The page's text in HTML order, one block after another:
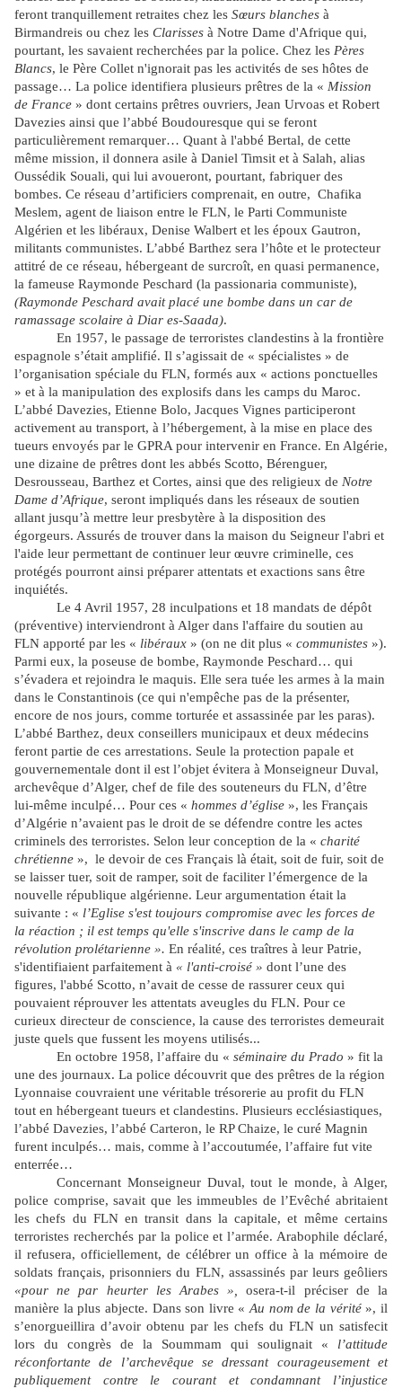
feront tranquillement retraites chez les Sœurs blanches à
Birmandreis ou chez les Clarisses à Notre Dame d'Afrique qui,
pourtant, les savaient recherchées par la police. Chez les Pères
Blancs, le Père Collet n'ignorait pas les activités de ses hôtes de
passage… La police identifiera plusieurs prêtres de la « Mission
de France » dont certains prêtres ouvriers, Jean Urvoas et Robert
Davezies ainsi que l’abbé Boudouresque qui se feront
particulièrement remarquer… Quant à l'abbé Bertal, de cette
même mission, il donnera asile à Daniel Timsit et à Salah, alias
Oussédik Souali, qui lui avoueront, pourtant, fabriquer des
bombes. Ce réseau d’artificiers comprenait, en outre, Chafika
Meslem, agent de liaison entre le FLN, le Parti Communiste
Algérien et les libéraux, Denise Walbert et les époux Gautron,
militants communistes. L’abbé Barthez sera l’hôte et le protecteur
attitré de ce réseau, hébergeant de surcroît, en quasi permanence,
la fameuse Raymonde Peschard (la passionaria communiste),
(Raymonde Peschard avait placé une bombe dans un car de
ramassage scolaire à Diar es-Saada).
En 1957, le passage de terroristes clandestins à la frontière
espagnole s’était amplifié. Il s’agissait de « spécialistes » de
l’organisation spéciale du FLN, formés aux « actions ponctuelles
» et à la manipulation des explosifs dans les camps du Maroc.
L’abbé Davezies, Etienne Bolo, Jacques Vignes participeront
activement au transport, à l’hébergement, à la mise en place des
tueurs envoyés par le GPRA pour intervenir en France. En Algérie,
une dizaine de prêtres dont les abbés Scotto, Bérenguer,
Desrousseau, Barthez et Cortes, ainsi que des religieux de Notre
Dame d’Afrique, seront impliqués dans les réseaux de soutien
allant jusqu’à mettre leur presbytère à la disposition des
égorgeurs. Assurés de trouver dans la maison du Seigneur l'abri et
l'aide leur permettant de continuer leur œuvre criminelle, ces
protégés pourront ainsi préparer attentats et exactions sans être
inquiétés.
Le 4 Avril 1957, 28 inculpations et 18 mandats de dépôt
(préventive) interviendront à Alger dans l'affaire du soutien au
FLN apporté par les « libéraux » (on ne dit plus « communistes »).
Parmi eux, la poseuse de bombe, Raymonde Peschard… qui
s’évadera et rejoindra le maquis. Elle sera tuée les armes à la main
dans le Constantinois (ce qui n'empêche pas de la présenter,
encore de nos jours, comme torturée et assassinée par les paras).
L’abbé Barthez, deux conseillers municipaux et deux médecins
feront partie de ces arrestations. Seule la protection papale et
gouvernementale dont il est l’objet évitera à Monseigneur Duval,
archevêque d’Alger, chef de file des souteneurs du FLN, d’être
lui-même inculpé… Pour ces « hommes d’église », les Français
d’Algérie n’avaient pas le droit de se défendre contre les actes
criminels des terroristes. Selon leur conception de la « charité
chrétienne », le devoir de ces Français là était, soit de fuir, soit de
se laisser tuer, soit de ramper, soit de faciliter l’émergence de la
nouvelle république algérienne. Leur argumentation était la
suivante : « l’Eglise s'est toujours compromise avec les forces de
la réaction ; il est temps qu'elle s'inscrive dans le camp de la
révolution prolétarienne ». En réalité, ces traîtres à leur Patrie,
s'identifiaient parfaitement à « l'anti-croisé » dont l’une des
figures, l'abbé Scotto, n’avait de cesse de rassurer ceux qui
pouvaient réprouver les attentats aveugles du FLN. Pour ce
curieux directeur de conscience, la cause des terroristes demeurait
juste quels que fussent les moyens utilisés...
En octobre 1958, l’affaire du «séminaire du Prado » fit la
une des journaux. La police découvrit que des prêtres de la région
Lyonnaise couvraient une véritable trésorerie au profit du FLN
tout en hébergeant tueurs et clandestins. Plusieurs ecclésiastiques,
l’abbé Davezies, l’abbé Carteron, le RP Chaize, le curé Magnin
furent inculpés… mais, comme à l’accoutumée, l’affaire fut vite
enterrée…
Concernant Monseigneur Duval, tout le monde, à Alger,
police comprise, savait que les immeubles de l’Evêché abritaient
les chefs du FLN en transit dans la capitale, et même certains
terroristes recherchés par la police et l’armée. Arabophile déclaré,
il refusera, officiellement, de célébrer un office à la mémoire de
soldats français, prisonniers du FLN, assassinés par leurs geôliers
«pour ne par heurter les Arabes »,osera-t-il préciser de la
manière la plus abjecte. Dans son livre «Au nom de la vérité», il
s’enorgueillira d’avoir obtenu par les chefs du FLN un satisfecit
lors du congrès de la Soummam qui soulignait « l’attitude
réconfortante de l’archevêque se dressant courageusement et
publiquement contre le courant et condamnant l’injustice